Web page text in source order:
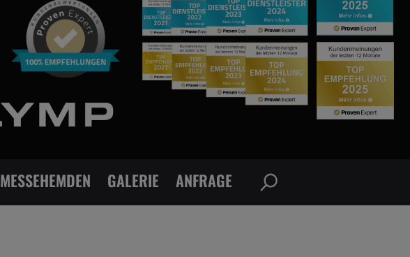
MESSEHEMDEN GALERIE ANFRAGE